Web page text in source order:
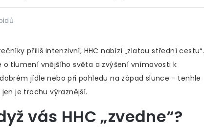
příliš intenzivní, HHC nabízí „zlatou střední cestu“.
o tlumení vnějšího světa a zvýšení vnímavosti k
jídle nebo při pohledu na západ slunce - tenhle
je trochu výraznější.
vás HHC „zvedne“?